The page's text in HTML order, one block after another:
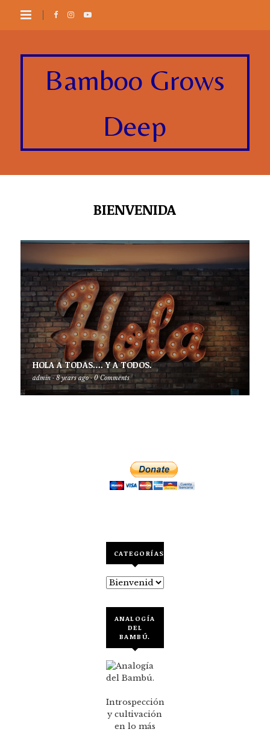
Bamboo Grows
Deep
BIENVENIDA
HOLA A TODAS…. Y A TODOS.
admin · 8 years ago · 0 Comments
CATEGORÍAS
Categorías
ANALOGÍA
DEL
BAMBÚ.
Introspección
y cultivación
en lo más